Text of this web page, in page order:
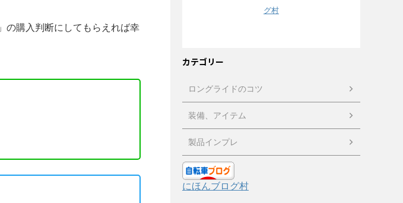
」の購入判断にしてもらえれば幸
グ村
カテゴリー
ロングライドのコツ
装備、アイテム
製品インプレ
にほんブログ村